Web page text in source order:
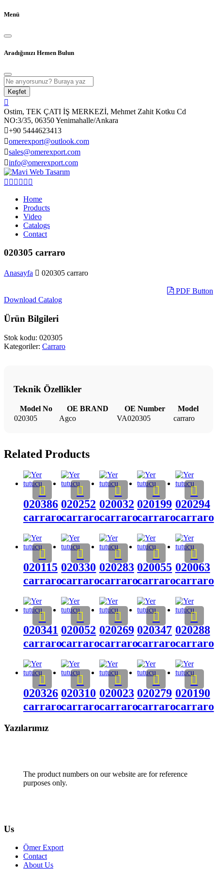
Menü
Aradığınızı Hemen Bulun
Keşfet
Ostim, TEK ÇATI İŞ MERKEZİ, Mehmet Zahit Kotku Cd
NO:3/35, 06350 Yenimahalle/Ankara
+90 5444623413
omerexport@outlook.com
sales@omerexport.com
info@omerexport.com
Home
Products
Video
Catalogs
Contact
020305 carraro
Anasayfa 020305 carraro
PDF Button
Download Catalog
Ürün Bilgileri
Stok kodu: 020305
Kategoriler: Carraro
Teknik Özellikler
Model No OE BRAND OE Number
Model
020305
Agco VA020305 carraro
Related Products
020386
carraro
020252
carraro
020032
carraro
020199
carraro
020294
carraro
020115
carraro
020330
carraro
020283
carraro
020055
carraro
020063
carraro
020341
carraro
020052
carraro
020269
carraro
020347
carraro
020288
carraro
020326
carraro
020310
carraro
020023
carraro
020279
carraro
020190
carraro
Yazılarımız
The product numbers on our website are for reference
purposes only.
Us
Ömer Export
Contact
About Us